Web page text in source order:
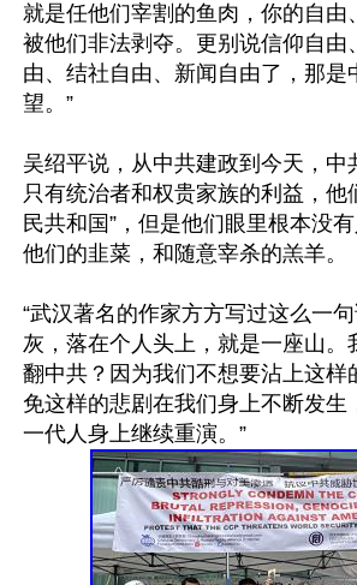
就是任他们宰割的鱼肉，你的自由
被他们非法剥夺。更别说信仰自由
由、结社自由、新闻自由了，那是
望。”
吴绍平说，从中共建政到今天，中
只有统治者和权贵家族的利益，他
民共和国”，但是他们眼里根本没
他们的韭菜，和随意宰杀的羔羊。
“武汉著名的作家方方写过这么一
灰，落在个人头上，就是一座山。
翻中共？因为我们不想要沾上这样
免这样的悲剧在我们身上不断发生